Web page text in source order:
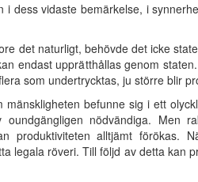
dess vidaste bemärkelse, i
det naturligt, behövde det icke
endast upprätthållas genom
som undertrycktas, ju större blir
befunne sig i ett
nödvändiga. Men
produktiviteten alltjämt förökas.
legala röveri. Till följd av detta kan